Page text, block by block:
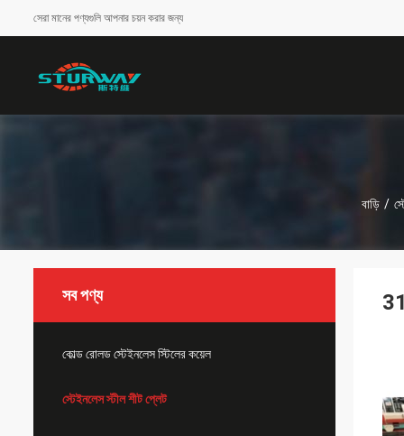
সেরা মানের পণ্যগুলি আপনার চয়ন করার জন্য
বাড়ি /
সব পণ্য
কোল্ড রোলড স্টেইনলেস স্টিলের কয়েল
স্টেইনলেস স্টীল শীট প্লেট